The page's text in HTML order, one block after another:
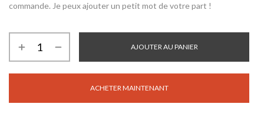
commande. Je peux ajouter un petit mot de votre part !
AJOUTER AU PANIER
ACHETER MAINTENANT